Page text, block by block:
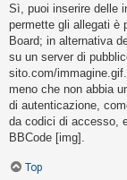
Sì, puoi inserire delle
permette gli allegati è
Board; in alternativa
su un server di
sito.com/
meno che non abbia
di autenticazione,
da codici di accesso,
BBCode [img].
Top